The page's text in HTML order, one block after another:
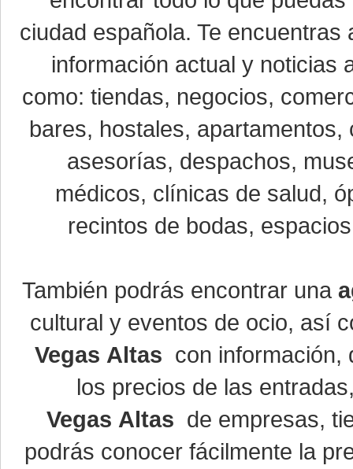
ciudad española. Te
información actual y noticias
como: tiendas, negocios,
bares, hostales,
asesorías, despachos,
médicos, clínicas de salud,
recintos de bodas,
También podrás encontrar una
cultural y eventos de ocio, así
Vegas Altas con información,
los precios de las
Vegas Altas de empresas,
podrás conocer fácilmente la